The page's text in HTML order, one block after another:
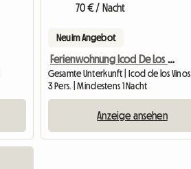
70 € / Nacht
Neu im Angebot
Ferienwohnung Icod De Los Vinos
Gesamte Unterkunft | Icod de los Vinos
3 Pers. | Mindestens 1 Nacht
Anzeige ansehen